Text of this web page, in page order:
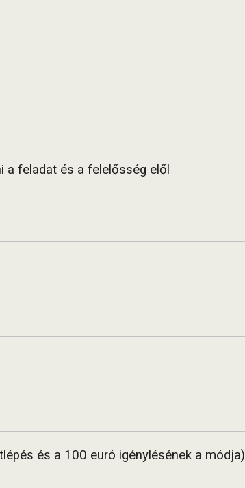
a feladat és a felelősség elől
és a 100 euró igénylésének a módja)